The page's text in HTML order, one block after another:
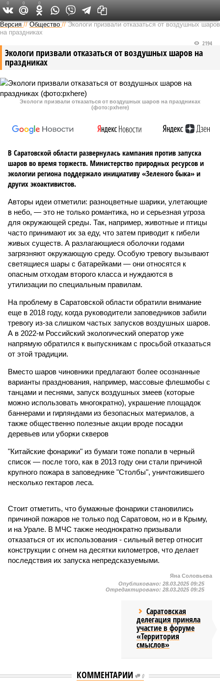
Версия в Саратове
Версия //Общество //Экологи призвали отказаться от воздушных шаров
на праздниках
Экологи призвали отказаться от воздушных шаров на
праздниках
2194
Экологи призвали отказаться от воздушных шаров на праздниках
(фото:pxhere)
В Саратовской области развернулась кампания против запуска
шаров во время торжеств. Министерство природных ресурсов и
экологии региона поддержало инициативу «Зеленого быка» и
других экоактивистов.
Авторы идеи отметили: разноцветные шарики, улетающие
в небо, — это не только романтика, но и серьезная угроза
для окружающей среды. Так, например, животные и птицы
часто принимают их за еду, что затем приводит к гибели
живых существ. А разлагающиеся оболочки годами
загрязняют окружающую среду. Особую тревогу вызывают
светящиеся шары с батарейками — они относятся к
опасным отходам второго класса и нуждаются в
утилизации по специальным правилам.
На проблему в Саратовской области обратили внимание
еще в 2018 году, когда руководители заповедников забили
тревогу из-за слишком частых запусков воздушных шаров.
А в 2022-м Российский экологический оператор уже
напрямую обратился к выпускникам с просьбой отказаться
от этой традиции.
Вместо шаров чиновники предлагают более осознанные
варианты празднования, например, массовые флешмобы с
танцами и песнями, запуск воздушных змеев (которые
можно использовать многократно), украшение площадок
баннерами и гирляндами из безопасных материалов, а
также общественно полезные акции вроде посадки
деревьев или уборки скверов
"Китайские фонарики" из бумаги тоже попали в черный
список — после того, как в 2013 году они стали причиной
крупного пожара в заповеднике "Столбы", уничтожившего
несколько гектаров леса.
Стоит отметить, что бумажные фонарики становились
причиной пожаров не только под Саратовом, но и в Крыму,
и на Урале. В МЧС также неоднократно призывали
отказаться от их использования - сильный ветер относит
конструкции с огнем на десятки километров, что делает
последствия их запуска непредсказуемыми.
0 0 0
Яна Соловьева
Опубликовано: 28.03.2025 09:25
Отредактировано: 28.03.2025 09:25
Саратовская
делегация приняла
участие в форуме
«Территория
смыслов»
КОММЕНТАРИИ 0